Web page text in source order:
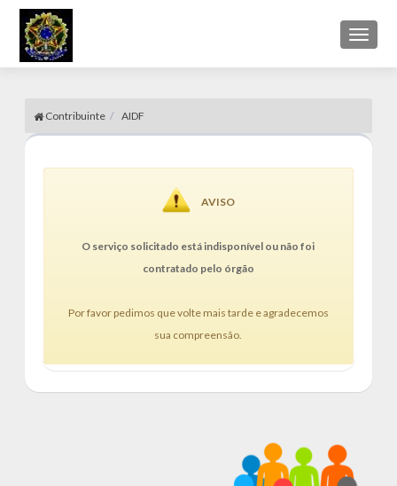
Toggle
Contribuinte AIDF
AVISO
O serviço solicitado está indisponível ou não foi
contratado pelo órgão
Por favor pedimos que volte mais tarde e agradecemos
sua compreensão.